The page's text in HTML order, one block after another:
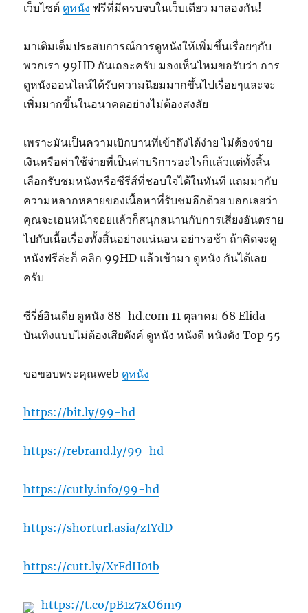
เว็บไซต์ ดูหนัง ฟรีที่มีครบจบในเว็บเดียว มาลองกัน!
มาเติมเต็มประสบการณ์การดูหนังให้เพิ่มขึ้นเรื่อยๆกับ
พวกเรา 99HD กันเถอะครับ มองเห็นไหมขอรับว่า การ
ดูหนังออนไลน์ได้รับความนิยมมากขึ้นไปเรื่อยๆและจะ
เพิ่มมากขึ้นในอนาคตอย่างไม่ต้องสงสัย
เพราะมันเป็นความเบิกบานที่เข้าถึงได้ง่าย ไม่ต้องจ่าย
เงินหรือค่าใช้จ่ายที่เป็นค่าบริการอะไรก็แล้วแต่ทั้งสิ้น
เลือกรับชมหนังหรือซีรีส์ที่ชอบใจได้ในทันที แถมมากับ
ความหลากหลายของเนื้อหาที่รับชมอีกด้วย บอกเลยว่า
คุณจะเอนหน้าจอยแล้วก็สนุกสนานกับการเสี่ยงอันตราย
ไปกับเนื้อเรื่องทั้งสิ้นอย่างแน่นอน อย่ารอช้า ถ้าคิดจะดู
หนังฟรีล่ะก็ คลิก 99HD แล้วเข้ามา ดูหนัง กันได้เลย
ครับ
ซีรี่ย์อินเดีย ดูหนัง 88-hd.com 11 ตุลาคม 68 Elida
บันเทิงแบบไม่ต้องเสียตังค์ ดูหนัง หนังดี หนังดัง Top 55
ขอขอบพระคุณweb ดูหนัง
https://bit.ly/99-hd
https://rebrand.ly/99-hd
https://cutly.info/99-hd
https://shorturl.asia/zIYdD
https://cutt.ly/XrFdH01b
https://t.co/pB1z7xO6m9